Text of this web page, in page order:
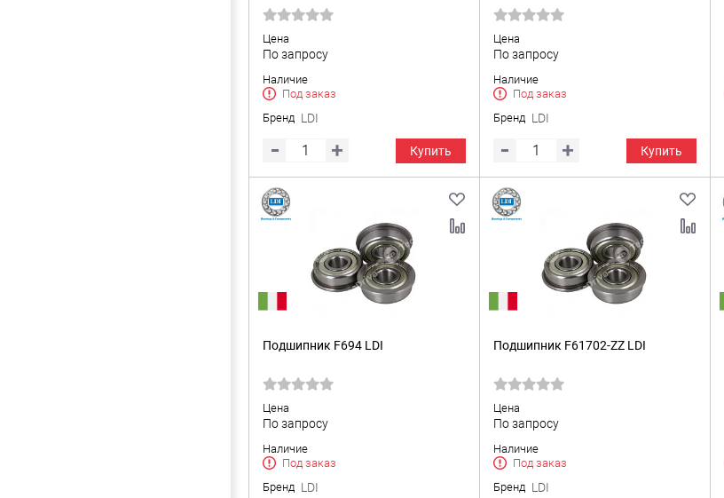
Цена
По запросу
Наличие
Под заказ
Бренд LDI
Купить
Цена
По запросу
Наличие
Под заказ
Бренд LDI
Купить
Подшипник F694 LDI
Цена
По запросу
Наличие
Под заказ
Бренд LDI
Подшипник F61702-ZZ LDI
Цена
По запросу
Наличие
Под заказ
Бренд LDI